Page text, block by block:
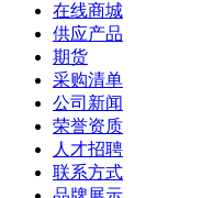
在线商城
供应产品
期货
采购清单
公司新闻
荣誉资质
人才招聘
联系方式